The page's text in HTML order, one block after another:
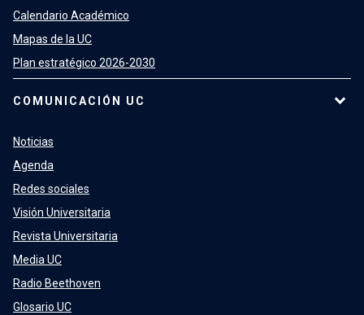
Calendario Académico
Mapas de la UC
Plan estratégico 2026-2030
COMUNICACIÓN UC
Noticias
Agenda
Redes sociales
Visión Universitaria
Revista Universitaria
Media UC
Radio Beethoven
Glosario UC